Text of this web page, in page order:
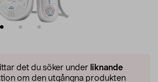
det du söker under liknande
om den utgångna produkten